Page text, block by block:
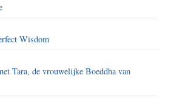
Wisdom
Tara, de vrouwelijke Boeddha van